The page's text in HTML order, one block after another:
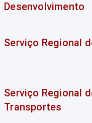
Desenvolvimento
Serviço Regional
Serviço Regional
Transportes